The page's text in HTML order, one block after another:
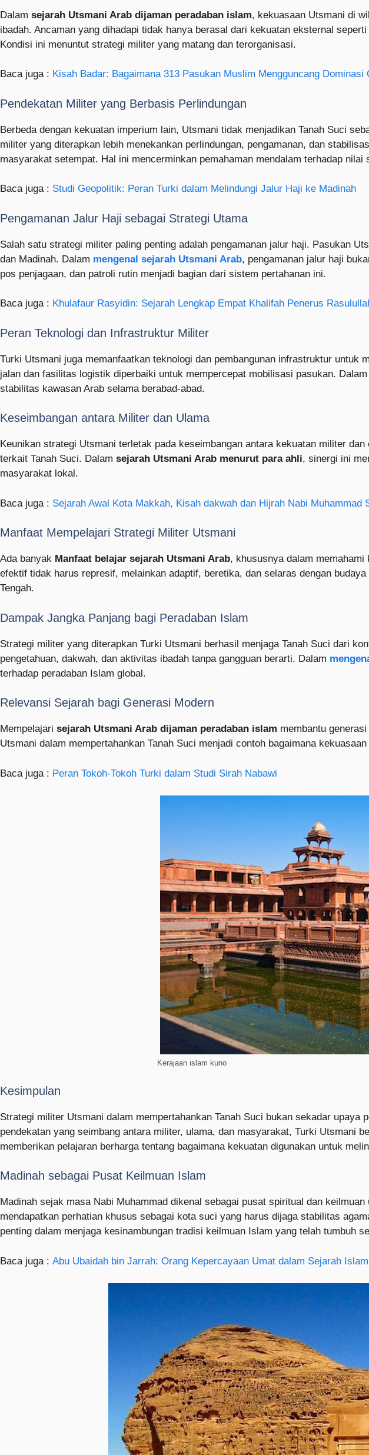
Dalam sejarah Utsmani Arab dijaman peradaban islam, kekuasaan Utsmani di
ibadah. Ancaman yang dihadapi tidak hanya berasal dari kekuatan eksternal
Kondisi ini menuntut strategi militer yang matang dan terorganisasi.
Baca juga : Kisah Badar: Bagaimana 313 Pasukan Muslim Mengguncang Dominasi
Pendekatan Militer yang Berbasis Perlindungan
Berbeda dengan kekuatan imperium lain, Utsmani tidak menjadikan Tanah Suci
militer yang diterapkan lebih menekankan perlindungan, pengamanan, dan
masyarakat setempat. Hal ini mencerminkan pemahaman mendalam terhadap nilai
Baca juga : Studi Geopolitik: Peran Turki dalam Melindungi Jalur Haji ke Madinah
Pengamanan Jalur Haji sebagai Strategi Utama
Salah satu strategi militer paling penting adalah pengamanan jalur haji. Pasukan
dan Madinah. Dalam mengenal sejarah Utsmani Arab, pengamanan jalur haji
pos penjagaan, dan patroli rutin menjadi bagian dari sistem pertahanan ini.
Baca juga : Khulafaur Rasyidin: Sejarah Lengkap Empat Khalifah Penerus
Peran Teknologi dan Infrastruktur Militer
Turki Utsmani juga memanfaatkan teknologi dan pembangunan infrastruktur untuk
jalan dan fasilitas logistik diperbaiki untuk mempercepat mobilisasi pasukan. Dalam
stabilitas kawasan Arab selama berabad-abad.
Keseimbangan antara Militer dan Ulama
Keunikan strategi Utsmani terletak pada keseimbangan antara kekuatan militer
terkait Tanah Suci. Dalam sejarah Utsmani Arab menurut para ahli, sinergi ini
masyarakat lokal.
Baca juga : Sejarah Awal Kota Makkah, Kisah dakwah dan Hijrah Nabi Muhammad
Manfaat Mempelajari Strategi Militer Utsmani
Ada banyak Manfaat belajar sejarah Utsmani Arab, khususnya dalam
efektif tidak harus represif, melainkan adaptif, beretika, dan selaras dengan
Tengah.
Dampak Jangka Panjang bagi Peradaban Islam
Strategi militer yang diterapkan Turki Utsmani berhasil menjaga Tanah Suci dari
pengetahuan, dakwah, dan aktivitas ibadah tanpa gangguan berarti. Dalam
terhadap peradaban Islam global.
Relevansi Sejarah bagi Generasi Modern
Mempelajari sejarah Utsmani Arab dijaman peradaban islam membantu
Utsmani dalam mempertahankan Tanah Suci menjadi contoh bagaimana
Baca juga : Peran Tokoh-Tokoh Turki dalam Studi Sirah Nabawi
Kerajaan islam kuno
Kesimpulan
Strategi militer Utsmani dalam mempertahankan Tanah Suci bukan sekadar
pendekatan yang seimbang antara militer, ulama, dan masyarakat, Turki Utsmani
memberikan pelajaran berharga tentang bagaimana kekuatan digunakan untuk
Madinah sebagai Pusat Keilmuan Islam
Madinah sejak masa Nabi Muhammad dikenal sebagai pusat spiritual dan
mendapatkan perhatian khusus sebagai kota suci yang harus dijaga stabilitas
penting dalam menjaga kesinambungan tradisi keilmuan Islam yang telah tumbuh
Baca juga : Abu Ubaidah bin Jarrah: Orang Kepercayaan Umat dalam Sejarah Islam